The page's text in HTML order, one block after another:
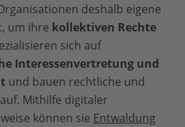
deshalb eigene
um ihre kollektiven Rechte
sich auf
Interessenvertretung und
und bauen rechtliche und
Mithilfe digitaler
können sie Entwaldung